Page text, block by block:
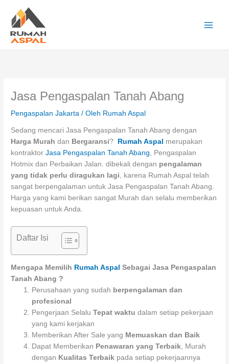
konten
Jasa Pengaspalan Tanah Abang
Pengaspalan Jakarta / Oleh Rumah Aspal
Sedang mencari Jasa Pengaspalan Tanah Abang dengan
Harga Murah dan Bergaransi? Rumah Aspal merupakan
kontraktorJasa Pengaspalan Tanah Abang, Pengaspalan
Hotmix dan Perbaikan Jalan. dibekali dengan pengalaman
yang tidak perlu diragukan lagi, karena Rumah Aspal telah
sangat berpengalaman untuk Jasa Pengaspalan Tanah Abang.
Harga yang kami berikan sangat Murah dan selalu memberikan
kepuasan untuk Anda.
Daftar Isi
Mengapa Memilih Rumah Aspal Sebagai Jasa Pengaspalan
Tanah Abang ?
Perusahaan yang sudah berpengalaman dan
profesional
Pengerjaan SelaluTepat waktu dalam setiap pekerjaan
yang kami kerjakan
Memberikan After Sale yang Memuaskan dan Baik
Dapat Memberikan Penawaran yang Terbaik , Murah
dengan Kualitas Terbaik pada setiap pekerjaannya